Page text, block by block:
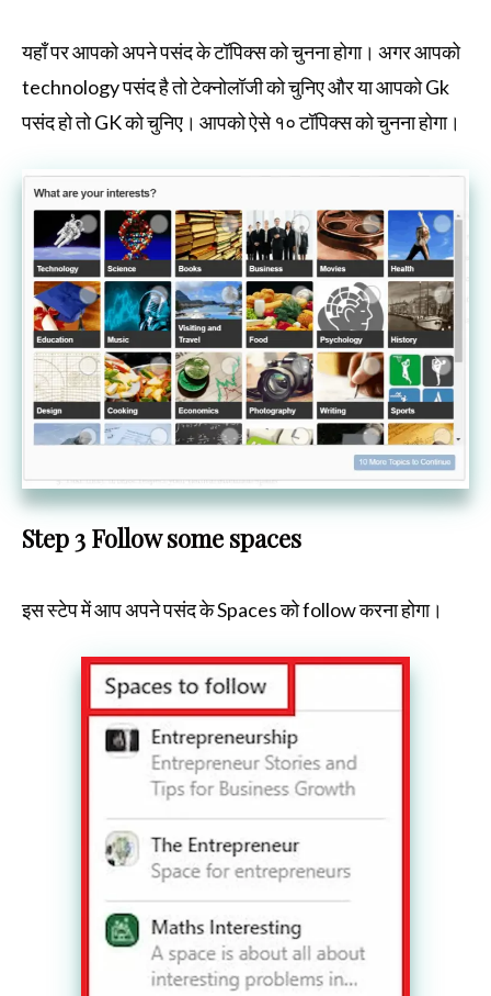
यहाँ पर आपको अपने पसंद के टॉपिक्स को चुनना होगा। अगर आपको
technology पसंद है तो टेक्नोलॉजी को चुनिए और या आपको Gk
पसंद हो तो GK को चुनिए। आपको ऐसे १० टॉपिक्स को चुनना होगा।
Step 3 Follow some spaces
इस स्टेप में आप अपने पसंद के Spaces को follow करना होगा।